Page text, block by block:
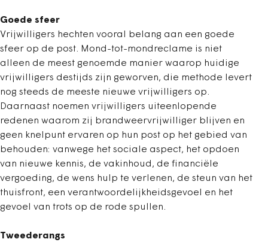
Goede sfeer
Vrijwilligers hechten vooral belang aan een goede
sfeer op de post. Mond-tot-mondreclame is niet
alleen de meest genoemde manier waarop huidige
vrijwilligers destijds zijn geworven, die methode levert
nog steeds de meeste nieuwe vrijwilligers op.
Daarnaast noemen vrijwilligers uiteenlopende
redenen waarom zij brandweervrijwilliger blijven en
geen knelpunt ervaren op hun post op het gebied van
behouden: vanwege het sociale aspect, het opdoen
van nieuwe kennis, de vakinhoud, de financiële
vergoeding, de wens hulp te verlenen, de steun van het
thuisfront, een verantwoordelijkheidsgevoel en het
gevoel van trots op de rode spullen.
Tweederangs